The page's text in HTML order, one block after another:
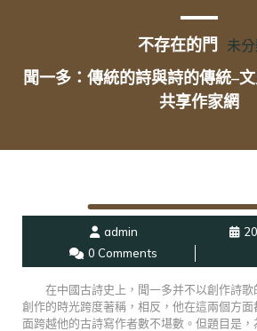
不存在的門 未
聞一多：傳統的詩與詩的傳統–
共享作家網
admin
0 Comments
在中國古詩史上，聞一多并不以創作詩
創作的時光跨度著稱，相反，他在這兩個方
面跨越他的古詩寫作者數不堪數。但題目是